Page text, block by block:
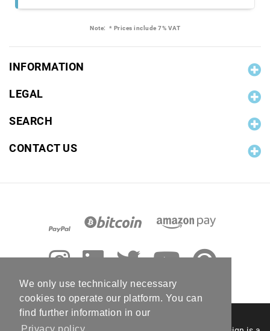
We only use technically necessary
cookies to operate our platform. You can
find further information in our
Note: * Prices include 7% VAT
INFORMATION
LEGAL
SEARCH
CONTACT US